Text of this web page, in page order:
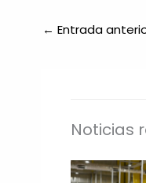
← Entrada
Noticias